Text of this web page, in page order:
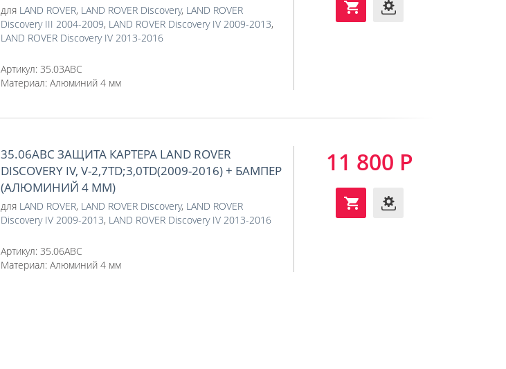
для LAND ROVER, LAND ROVER Discovery, LAND ROVER
Discovery III 2004-2009, LAND ROVER Discovery IV 2009-2013,
LAND ROVER Discovery IV 2013-2016
Артикул: 35.03ABC
Материал: Алюминий 4 мм
35.06ABC ЗАЩИТА КАРТЕРА LAND ROVER
DISCOVERY IV, V-2,7TD;3,0TD(2009-2016) + БАМПЕР
(АЛЮМИНИЙ 4 ММ)
для LAND ROVER, LAND ROVER Discovery, LAND ROVER
Discovery IV 2009-2013, LAND ROVER Discovery IV 2013-2016
Артикул: 35.06ABC
Материал: Алюминий 4 мм
11 800 Р